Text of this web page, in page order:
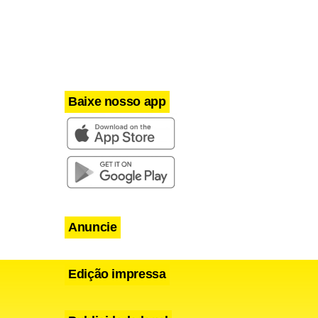
as
mais
Baixe nosso app
Anuncie
Edição impressa